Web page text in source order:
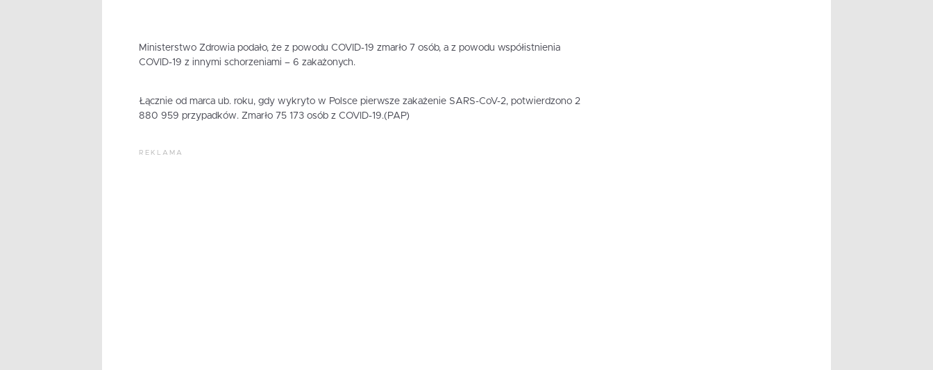
Ministerstwo Zdrowia podało, że z powodu COVID-19 zmarło 7 osób, a z powodu współistnienia
COVID-19 z innymi schorzeniami – 6 zakażonych.
Łącznie od marca ub. roku, gdy wykryto w Polsce pierwsze zakażenie SARS-CoV-2, potwierdzono 2
880 959 przypadków. Zmarło 75 173 osób z COVID-19.(PAP)
REKLAMA